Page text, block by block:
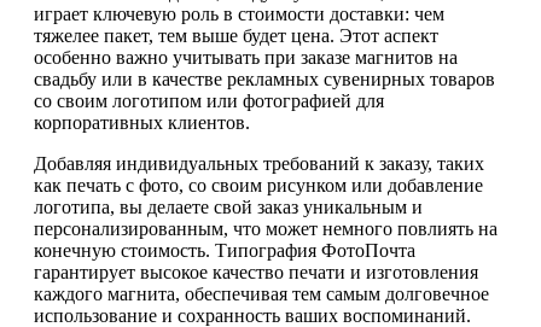
играет ключевую роль в стоимости доставки: чем
тяжелее пакет, тем выше будет цена. Этот аспект
особенно важно учитывать при заказе магнитов на
свадьбу или в качестве рекламных сувенирных товаров
со своим логотипом или фотографией для
корпоративных клиентов.
Добавляя индивидуальных требований к заказу, таких
как печать с фото, со своим рисунком или добавление
логотипа, вы делаете свой заказ уникальным и
персонализированным, что может немного повлиять на
конечную стоимость. Типография ФотоПочта
гарантирует высокое качество печати и изготовления
каждого магнита, обеспечивая тем самым долговечное
использование и сохранность ваших воспоминаний.